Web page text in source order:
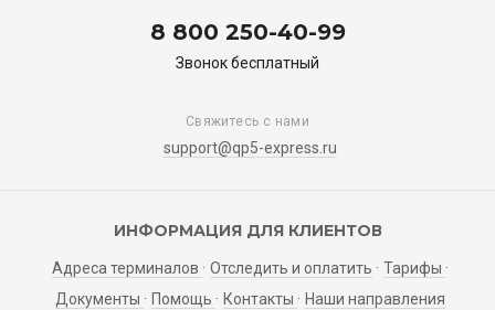
8 800 250-40-99
Звонок бесплатный
Свяжитесь с нами
support@qp5-express.ru
ИНФОРМАЦИЯ ДЛЯ КЛИЕНТОВ
Адреса терминалов Отследить и оплатить
Тарифы
Документы
Помощь Контакты Наши направления